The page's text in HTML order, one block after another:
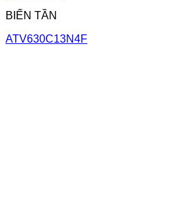
BIẾN TẦN
ATV630C13N4F